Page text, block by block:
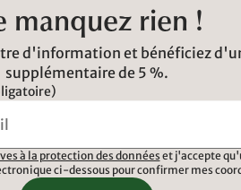
manquez rien !
d'information et bénéficiez
supplémentaire de 5 %.
à la protection des données et j'accepte
ci-dessous pour confirmer mes